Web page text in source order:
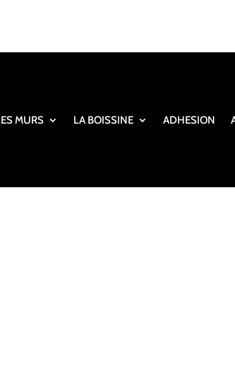
MURS LA BOISSINE ADHESION